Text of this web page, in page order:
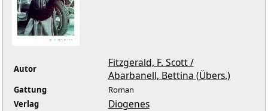
Autor
Fitzgerald, F. Scott /
Abarbanell, Bettina (Übers.)
Gattung
Roman
Verlag
Diogenes